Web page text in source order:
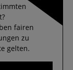
fairen
zu
gelten.